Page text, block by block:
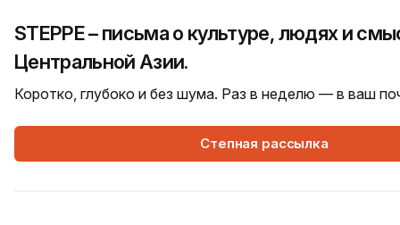
STEPPE – письма о культуре, людях и
Центральной Азии.
Коротко, глубоко и без шума. Раз в неделю — в ваш
Степная рассылка